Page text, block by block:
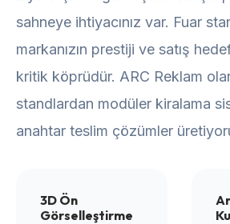
sahneye ihtiyacınız var. Fuar
markanızın prestiji ve satış
kritik köprüdür. ARC Reklam
standlardan modüler kiralama
anahtar teslim çözümler
3D Ön
Görselleştirme